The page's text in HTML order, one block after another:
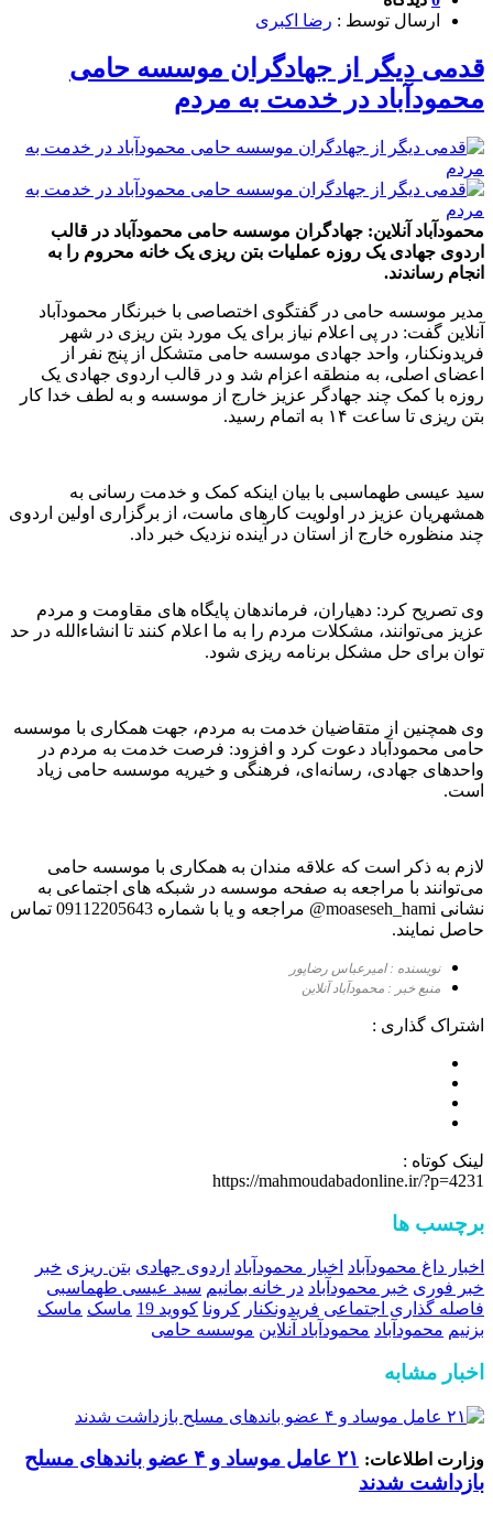
ارسال توسط : رضا اکبری
قدمی دیگر از جهادگران موسسه حامی
محمودآباد در خدمت به مردم
محمودآباد آنلاین: جهادگران موسسه حامی محمودآباد در قالب
اردوی جهادی یک روزه عملیات بتن ریزی یک خانه محروم را به
انجام رساندند.
مدیر موسسه حامی در گفتگوی اختصاصی با خبرنگار محمودآباد
آنلاین گفت: در پی اعلام نیاز برای یک مورد بتن ریزی در شهر
فریدونکنار، واحد جهادی موسسه حامی متشکل از پنج نفر از
اعضای اصلی، به منطقه اعزام شد و در قالب اردوی جهادی یک
روزه با کمک چند جهادگر عزیز خارج از موسسه و به لطف خدا کار
بتن ریزی تا ساعت ۱۴ به اتمام رسید.
سید عیسی طهماسبی با بیان اینکه کمک و خدمت رسانی به
همشهریان عزیز در اولویت کارهای ماست، از برگزاری اولین اردوی
چند منظوره خارج از استان در آینده نزدیک خبر داد.
وی تصریح کرد: دهیاران، فرماندهان پایگاه های مقاومت و مردم
عزیز می‌توانند، مشکلات مردم را به ما اعلام کنند تا انشاءالله در حد
توان برای حل مشکل برنامه ریزی شود.
وی همچنین از متقاضیان خدمت به مردم، جهت همکاری با موسسه
حامی محمودآباد دعوت کرد و افزود: فرصت خدمت به مردم در
واحد‌های جهادی، رسانه‌ای، فرهنگی و خیریه موسسه حامی زیاد
است.
لازم به ذکر است که علاقه مندان به همکاری با موسسه حامی
می‌توانند با مراجعه به صفحه موسسه در شبکه های اجتماعی به
نشانی moaseseh_hami@ مراجعه و یا با شماره 09112205643 تماس
حاصل نمایند.
نویسنده : امیرعباس رضاپور
منبع خبر : محمودآباد آنلاین
اشتراک گذاری :
لینک کوتاه :
https://mahmoudabadonline.ir/?p=4231
برچسب ها
اخبار داغ محمودآباد اخبار محمودآباد اردوی جهادی بتن ریزی خبر
خبر فوری خبر محمودآباد در خانه بمانیم سید عیسی طهماسبی
فاصله گذاری اجتماعی فریدونکنار کرونا کووید 19 ماسک ماسک
بزنیم محمودآباد محمودآباد آنلاین موسسه حامی
اخبار مشابه
وزارت اطلاعات:
۲۱ عامل موساد و ۴ عضو باند‌های مسلح
بازداشت شدند